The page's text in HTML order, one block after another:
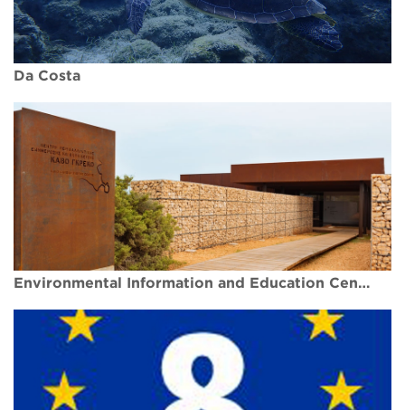
Da Costa
Environmental Information and Education Centre at Cape Gkreko - Centrum Informacji i Edukacji Przyrodniczej na przylądku Greko